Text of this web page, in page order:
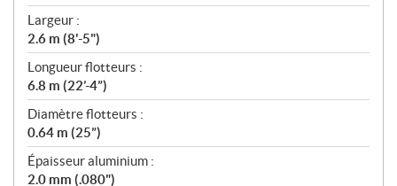
Largeur :
2.6 m (8'-5")
Longueur flotteurs :
6.8 m (22’-4”)
Diamètre flotteurs :
0.64 m (25”)
Épaisseur aluminium :
2.0 mm (.080")